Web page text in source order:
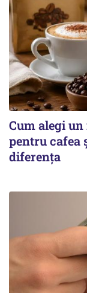
Cum alegi
pentru cafea
diferența